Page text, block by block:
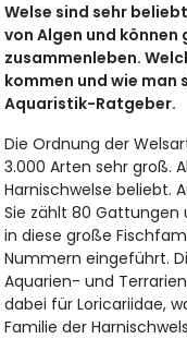
Welse sind sehr
von Algen und
zusammenleben.
kommen und wie man
Aquaristik-Ratgeber.
Die Ordnung der
3.000 Arten sehr groß.
Harnischwelse beliebt.
Sie zählt 80 Gattungen
in diese große
Nummern eingeführt.
Aquarien- und
dabei für Loricariidae,
Familie der